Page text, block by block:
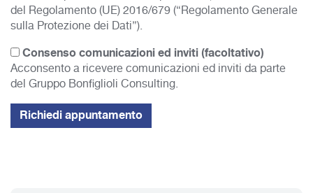
del Regolamento (UE) 2016/679 (“Regolamento Generale
sulla Protezione dei Dati”).
Consenso comunicazioni ed inviti (facoltativo)
Acconsento a ricevere comunicazioni ed inviti da parte
del Gruppo Bonfiglioli Consulting.